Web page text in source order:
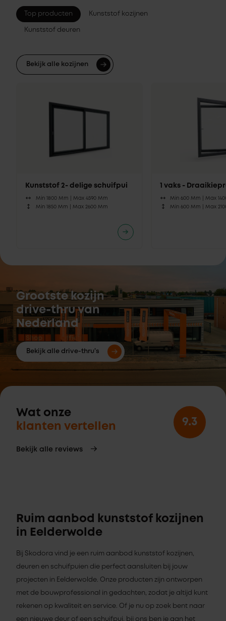
Top producten Kunststof kozijnen
Kunststof deuren
Bekijk alle kozijnen
Kunststof 2- delige schuifpui
Min 1800 Mm | Max 4590 Mm
Min 1850 Mm | Max 2600 Mm
1 vaks -
Min 600 Mm |Max
Min 600 Mm |Max
Grootste kozijn
drive-thru van
Nederland
Bekijk alle drive-thru's
Wat onze
klanten vertellen
Bekijk alle reviews
9.3
Ruim aanbod kunststof kozijnen
in Eelderwolde
Bij Skodora vind je een ruim aanbod kunststof kozijnen,
deuren en schuifpuien die perfect aansluiten bij jouw
projecten in Eelderwolde. Onze producten zijn ontworpen
met de bouwprofessional in gedachten, zodat je altijd kunt
rekenen op kwaliteit en service. Of je nu op zoek bent naar
een nieuwe deur of een schuifpui, bij ons ben je aan het